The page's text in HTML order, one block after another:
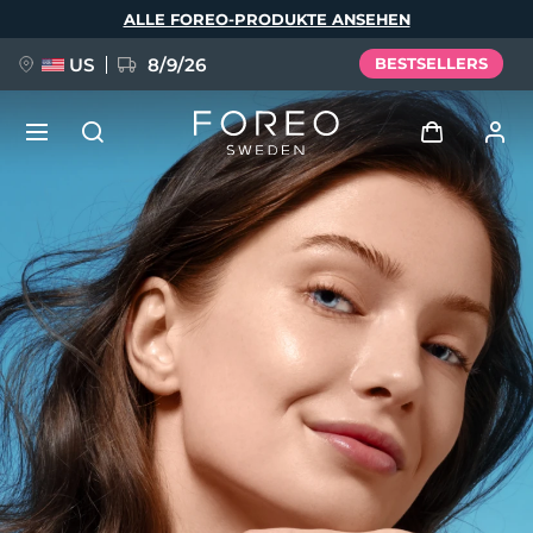
ALLE FOREO-PRODUKTE ANSEHEN
US 8/9/26 BESTSELLERS
Anmelden
Benutzerkonto
Meine Geräte
Meine Bestellungen
Meine Adressen
Meine Abonnements
FAQ™ Pure Beauty-Tech Elixir
BREAKING NEWS
issa™ Teeth Whitening Set
Sprache
English Deutsch
Español
Français
Português
Polski
Русский
Türkçe
简体中文 繁體中文